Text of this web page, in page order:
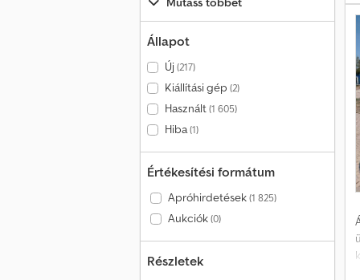
Állapot
Új(217)
Kiállítási gép (2)
Használt(1 605)
Hiba(1)
Értékesítési formátum
Apróhirdetések(1 825)
Aukciók(0)
Részletek